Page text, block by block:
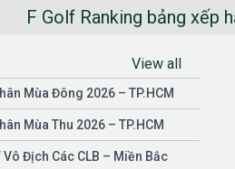
bảng xếp hạng golfer
View all
Mùa Đông 2026 – TP.HCM
Mùa Thu 2026 – TP.HCM
Địch Các CLB – Miền Bắc